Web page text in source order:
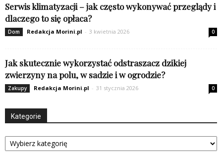
Serwis klimatyzacji – jak często wykonywać przeglądy i
dlaczego to się opłaca?
Dom Redakcja Morini.pl - 3 kwietnia 2026 0
Jak skutecznie wykorzystać odstraszacz dzikiej
zwierzyny na polu, w sadzie i w ogrodzie?
Zakupy Redakcja Morini.pl - 31 stycznia 2026 0
Kategorie
Kategorie